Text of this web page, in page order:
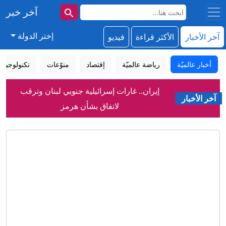
آخر خبر
آخر الأخبار الأكثر قراءة فيديو إختر الدولة
أخبار عالميّة رياضة عالميّة إقتصاد منوّعات تكنولوجيا
آخر الأخبار
إيران.. غارات إسرائيلية جنوبي لبنان وترقب
لاتفاق بشأن هرمز
ماسك يعود إلى السياسة ويؤجج مع عبدول